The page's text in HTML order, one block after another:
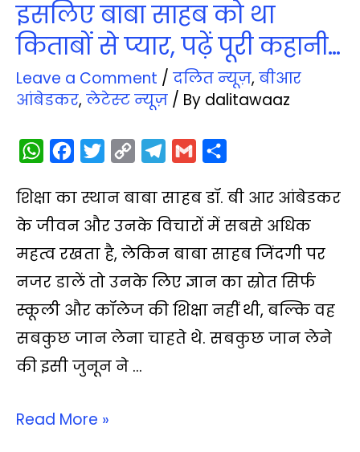
इसलिए बाबा साहब को था
किताबों से प्यार, पढ़ें पूरी कहानी…
Leave a Comment / दलित न्‍यूज़, बीआर
आंबेडकर, लेटेस्‍ट न्‍यूज़ / By dalitawaaz
W
a
t
s
p
c
e
b
o
o
k
i
t
t
p
y
L
i
k
l
e
g
r
m
a
i
l
a
r
e
शिक्षा का स्थान बाबा साहब डॉ. बी आर आंबेडकर
के जीवन और उनके विचारों में सबसे अधिक
महत्व रखता है, लेकिन बाबा साहब जिंदगी पर
नजर डालें तो उनके लिए ज्ञान का स्रोत सिर्फ
स्कूली और कॉलेज की शिक्षा नहीं थी, बल्कि वह
सबकुछ जान लेना चाहते थे. सबकुछ जान लेने
की इसी जुनून ने …
Read More »